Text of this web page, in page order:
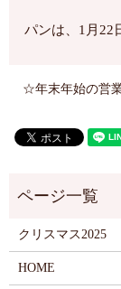
パンは、1月22
☆年末年始の営
クリスマス2025
HOME